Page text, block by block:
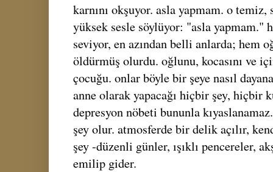
karnını okşuyor. asla yapmam. o
yüksek sesle söylüyor: "asla yapmam."
seviyor, en azından belli anlarda; hem
öldürmüş olurdu. oğlunu, kocasını ve
çocuğu. onlar böyle bir şeye nasıl
anne olarak yapacağı hiçbir şey, hiçbir
depresyon nöbeti bununla
şey olur. atmosferde bir delik açılır,
şey -düzenli günler, ışıklı pencereler,
emilip gider.